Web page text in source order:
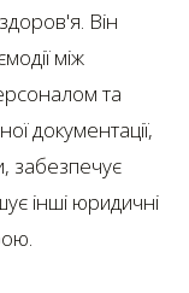
Він
між
та
документації,
забезпечує
інші юридичні